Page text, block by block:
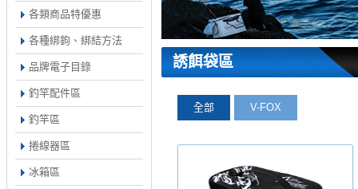
各類商品特優惠
各種綁鉤、綁結方法
品牌電子目錄
釣竿配件區
釣竿區
捲線器區
冰箱區
誘餌袋區
全部 V-FOX